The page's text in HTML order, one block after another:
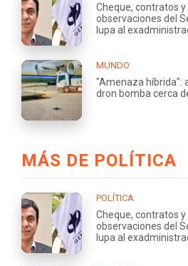
Cheque, contratos
observaciones del
lupa al
MUNDO
"Amenaza híbrida":
dron bomba cerca
MÁS DE POLÍTICA
POLÍTICA
Cheque, contratos
observaciones del
lupa al